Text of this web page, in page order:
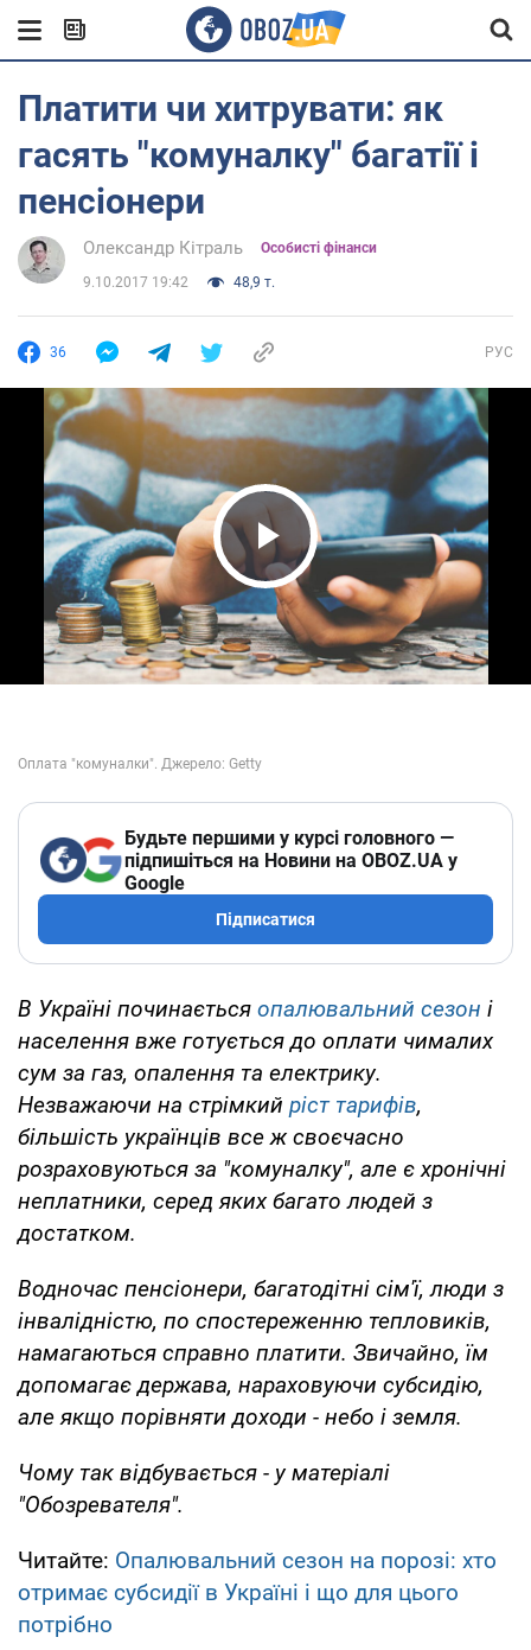
Платити чи хитрувати: як
гасять "комуналку" багатії і
пенсіонери
Олександр Кітраль Особисті фінанси
9.10.2017 19:42 48,9 т.
36 РУС
Play Video
Будьте першими у курсі головного —
підпишіться на Новини на OBOZ.UA у
Google
Підписатися
В Україні починається опалювальний сезон і
населення вже готується до оплати чималих
сум за газ, опалення та електрику.
Незважаючи на стрімкий ріст тарифів,
більшість українців все ж своєчасно
розраховуються за "комуналку", але є хронічні
неплатники, серед яких багато людей з
достатком.
Водночас пенсіонери, багатодітні сім'ї, люди з
інвалідністю, по спостереженню тепловиків,
намагаються справно платити. Звичайно, їм
допомагає держава, нараховуючи субсидію,
але якщо порівняти доходи - небо і земля.
Чому так відбувається - у матеріалі
"Обозревателя".
Читайте: Опалювальний сезон на порозі: хто
отримає субсидії в Україні і що для цього
потрібно